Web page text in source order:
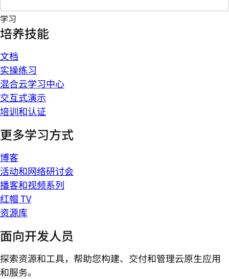
学习
培养技能
文档
实操练习
混合云学习中心
交互式演示
培训和认证
更多学习方式
博客
活动和网络研讨会
播客和视频系列
红帽 TV
资源库
面向开发人员
探索资源和工具，帮助您构建、交付和管理云原生应用
和服务。